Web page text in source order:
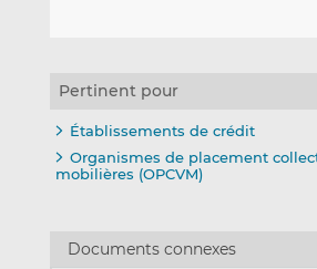
Pertinent pour
Établissements de crédit
Organismes de placement
mobilières (OPCVM)
Documents connexes